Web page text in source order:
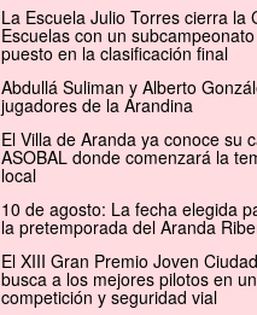
La Escuela Julio Torres cierra la
Escuelas con un
puesto en la clasificación final
Abdullá Suliman y Alberto
jugadores de la Arandina
El Villa de Aranda ya conoce su
ASOBAL donde comenzará la
local
10 de agosto: La fecha elegida
la pretemporada del Aranda
El XIII Gran Premio Joven
busca a los mejores pilotos en
competición y seguridad vial